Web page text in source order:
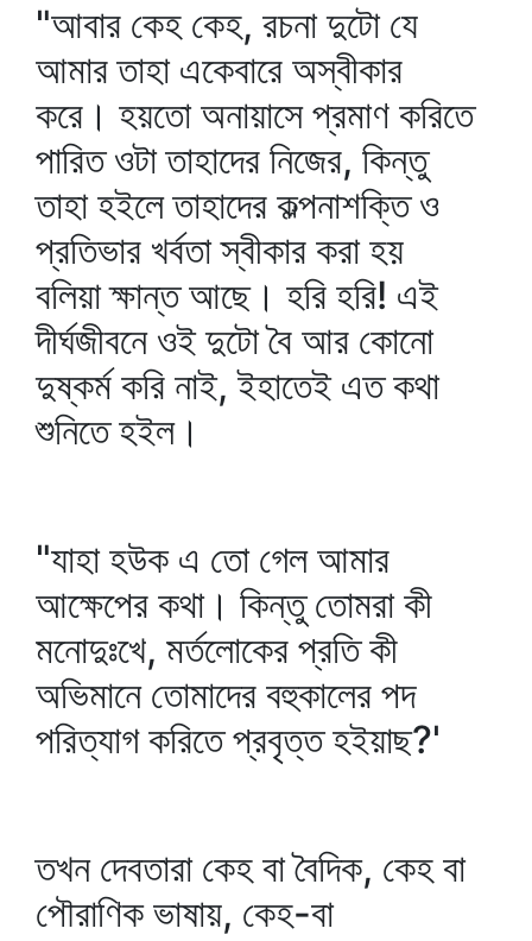
"আবার কেহ কেহ, রচনা দুটো যে
আমার তাহা একেবারে অস্বীকার
করে। হয়তো অনায়াসে প্রমাণ করিতে
পারিত ওটা তাহাদের নিজের, কিন্তু
তাহা হইলে তাহাদের কল্পনাশক্তি ও
প্রতিভার খর্বতা স্বীকার করা হয়
বলিয়া ক্ষান্ত আছে। হরি হরি! এই
দীর্ঘজীবনে ওই দুটো বৈ আর কোনো
দুষ্কর্ম করি নাই, ইহাতেই এত কথা
শুনিতে হইল।
"যাহা হউক এ তো গেল আমার
আক্ষেপের কথা। কিন্তু তোমরা কী
মনোদুঃখে, মর্তলোকের প্রতি কী
অভিমানে তোমাদের বহুকালের পদ
পরিত্যাগ করিতে প্রবৃত্ত হইয়াছ?'
তখন দেবতারা কেহ বা বৈদিক, কেহ বা
পৌরাণিক ভাষায়, কেহ-বা